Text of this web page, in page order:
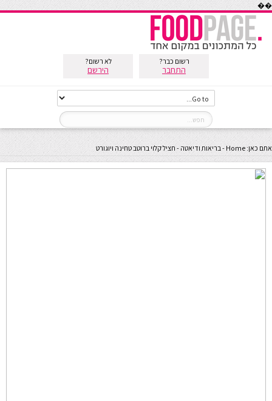
��
רשום כבר?
התחבר
לא רשום?
הירשם
אתם כאן: Home
-בריאות ודיאטה - חציל קלוי ברוטב טחינה ויוגורט